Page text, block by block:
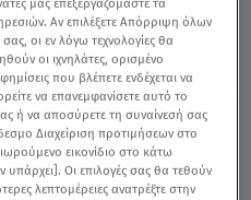
ΜΕΤΑΛΛΑΞΗ ΟΜΙΚΡΟΝ
Αν επιλέξετε Απόρριψη όλων
οι εν λόγω τεχνολογίες θα
οι ιχνηλάτες, ορισμένο
που βλέπετε ενδέχεται να
να επανεμφανίσετε αυτό το
ή να αποσύρετε τη συναίνεσή σας
Διαχείριση προτιμήσεων στο
εικονίδιο στο κάτω
υπάρχει]. Οι επιλογές σας θα τεθούν
λεπτομέρειες ανατρέξτε στην